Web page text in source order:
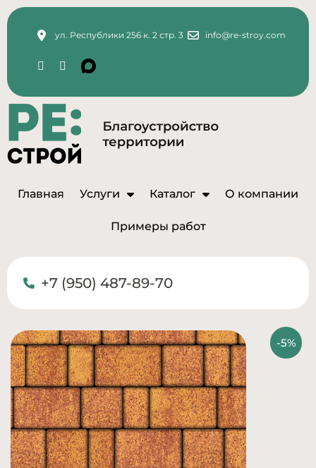
ул. Республики 256 к. 2 стр. 3 info@re-stroy.com
Главная Услуги Каталог О компании
Примеры работ
+7 (950) 487-89-70